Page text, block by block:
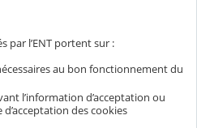
par l’ENT portent sur :
au bon fonctionnement du
l’information d’acceptation ou
des cookies